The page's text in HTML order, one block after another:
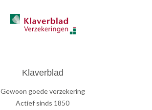
Klaverblad
Gewoon goede verzekering
Actief sinds 1850